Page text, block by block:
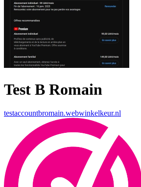
Test B Romain
testaccountbromain.webwinkelkeur.nl